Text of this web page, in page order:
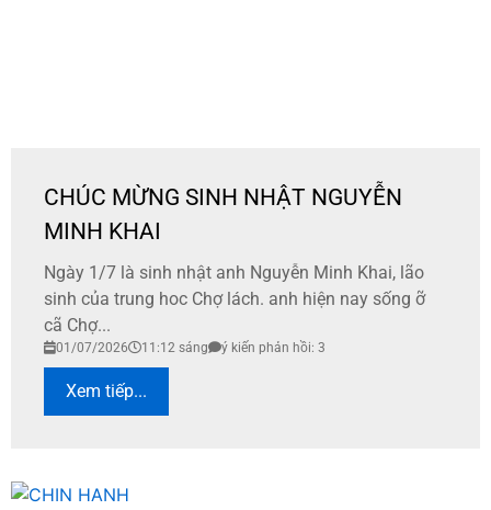
CHÚC MỪNG SINH NHẬT NGUYỄN
MINH KHAI
Ngày 1/7 là sinh nhật anh Nguyễn Minh Khai, lão
sinh của trung hoc Chợ lách. anh hiện nay sống ỡ
cã Chợ...
01/07/2026 11:12 sáng ý kiến phản hồi: 3
Xem tiếp...